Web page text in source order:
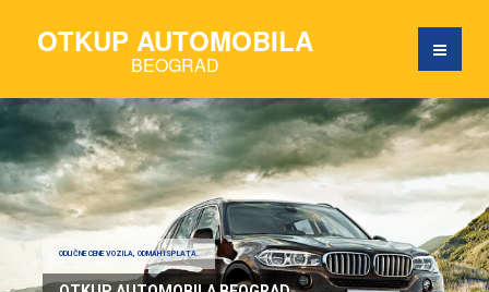
OTKUP AUTOMOBILA
BEOGRAD
ODLIČNE CENE VOZILA, ODMAH ISPLATA.